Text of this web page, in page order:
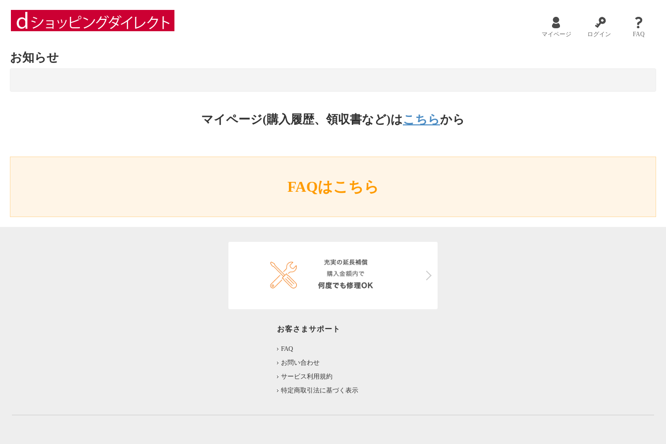
マイページ ログイン FAQ
お知らせ
マイページ(購入履歴、領収書など)はこちらから
FAQはこちら
お客さまサポート
FAQ
お問い合わせ
サービス利用規約
特定商取引法に基づく表示